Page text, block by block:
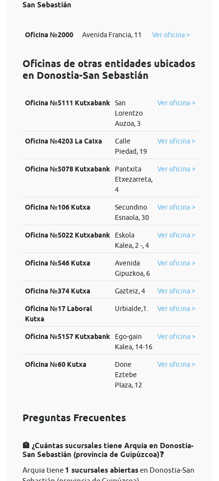
San Sebastián
Oficina №2000 Avenida Francia, 11 Ver oficina >
Oficinas de otras entidades ubicados
en Donostia-San Sebastián
Oficina №5111 Kutxabank
San
Lorentzo
Auzoa, 3
Ver oficina >
Oficina №4203 La Caixa
Calle
Piedad, 19
Ver oficina >
Oficina №5078 Kutxabank
Pantxita
Etxezarreta,
4
Ver oficina >
Oficina №106 Kutxa
Secundino
Esnaola, 30
Ver oficina >
Oficina №5022 Kutxabank
Eskola
Kalea, 2 -, 4
Ver oficina >
Oficina №546 Kutxa
Avenida
Gipuzkoa, 6
Ver oficina >
Oficina №374 Kutxa Gazteiz, 4 Ver oficina >
Oficina №17 Laboral
Kutxa
Urbialde,1. Ver oficina >
Oficina №5157 Kutxabank
Ego-gain
Kalea, 14-16
Ver oficina >
Oficina №60 Kutxa
Done
Eztebe
Plaza, 12
Ver oficina >
Preguntas Frecuentes
🏦 ¿Cuántas sucursales tiene Arquia en Donostia-
San Sebastián (provincia de Guipúzcoa)❓
Arquia tiene 1 sucursales abiertasen Donostia-San